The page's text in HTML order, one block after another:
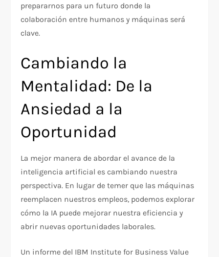
prepararnos para un futuro donde la
colaboración entre humanos y máquinas será
clave.
Cambiando la
Mentalidad: De la
Ansiedad a la
Oportunidad
La mejor manera de abordar el avance de la
inteligencia artificial es cambiando nuestra
perspectiva. En lugar de temer que las máquinas
reemplacen nuestros empleos, podemos explorar
cómo la IA puede mejorar nuestra eficiencia y
abrir nuevas oportunidades laborales.
Un informe del IBM Institute for Business Value